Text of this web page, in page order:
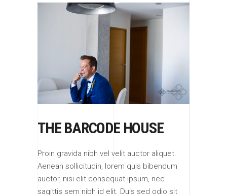
THE BARCODE HOUSE
Proin gravida nibh vel velit auctor aliquet.
Aenean sollicitudin, lorem quis bibendum
auctor, nisi elit consequat ipsum, nec
sagittis sem nibh id elit. Duis sed odio sit